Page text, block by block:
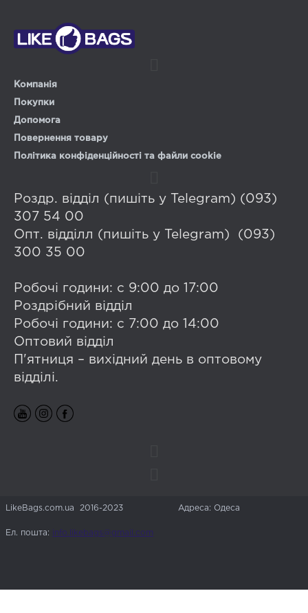
Компанія
Покупки
Допомога
Повернення товару
Політика конфіденційності та файли cookie
Роздр. відділ (пишіть у Telegram) (093)
307 54 00
Опт. відділл (пишіть у Telegram) (093)
300 35 00
Робочі години: с 9:00 до 17:00
Роздрібний відділ
Робочі години: с 7:00 до 14:00
Оптовий відділ
П'ятниця – вихідний день в оптовому
відділі.
LikeBags.com.ua 2016-2023 Адреса: Одеса
Ел. пошта: info.likebags@gmail.com